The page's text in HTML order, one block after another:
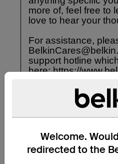
Welcome.
redirected to the